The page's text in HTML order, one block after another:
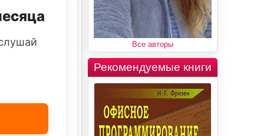
Все авторы
Рекомендуемые книги